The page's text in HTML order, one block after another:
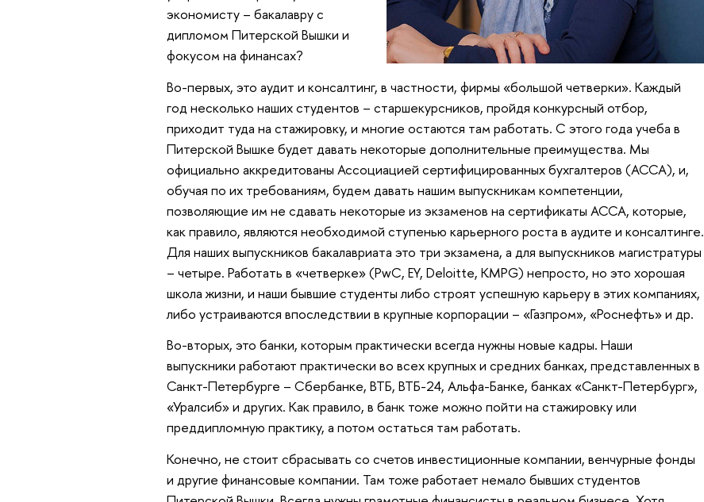
экономисту – бакалавру с
дипломом Питерской Вышки и
фокусом на финансах?
Во-первых, это аудит и консалтинг, в частности, фирмы «большой четверки». Каждый
год несколько наших студентов – старшекурсников, пройдя конкурсный отбор,
приходит туда на стажировку, и многие остаются там работать. С этого года учеба в
Питерской Вышке будет давать некоторые дополнительные преимущества. Мы
официально аккредитованы Ассоциацией сертифицированных бухгалтеров (АССА), и,
обучая по их требованиям, будем давать нашим выпускникам компетенции,
позволяющие им не сдавать некоторые из экзаменов на сертификаты АССА, которые,
как правило, являются необходимой ступенью карьерного роста в аудите и консалтинге.
Для наших выпускников бакалавриата это три экзамена, а для выпускников магистратуры
– четыре. Работать в «четверке» (PwC, EY, Deloitte, KMPG) непросто, но это хорошая
школа жизни, и наши бывшие студенты либо строят успешную карьеру в этих компаниях,
либо устраиваются впоследствии в крупные корпорации – «Газпром», «Роснефть» и др.
Во-вторых, это банки, которым практически всегда нужны новые кадры. Наши
выпускники работают практически во всех крупных и средних банках, представленных в
Санкт-Петербурге – Сбербанке, ВТБ, ВТБ-24, Альфа-Банке, банках «Санкт-Петербург»,
«Уралсиб» и других. Как правило, в банк тоже можно пойти на стажировку или
преддипломную практику, а потом остаться там работать.
Конечно, не стоит сбрасывать со счетов инвестиционные компании, венчурные фонды
и другие финансовые компании. Там тоже работает немало бывших студентов